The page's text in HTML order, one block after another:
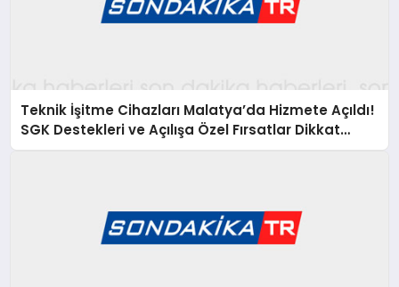
Teknik İşitme Cihazları Malatya’da Hizmete Açıldı!
SGK Destekleri ve Açılışa Özel Fırsatlar Dikkat
Çekiyor